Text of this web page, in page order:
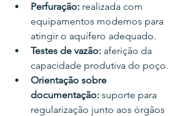
Perfuração: realizada com
equipamentos modernos para
atingir o aquífero adequado.
Testes de vazão: aferição da
capacidade produtiva do poço.
Orientação sobre
documentação: suporte para
regularização junto aos órgãos